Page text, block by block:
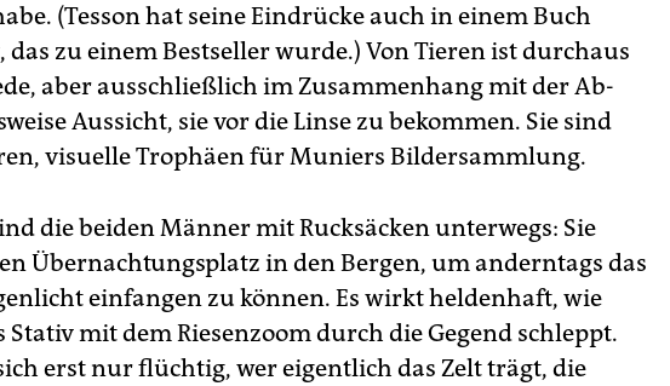
(Tesson hat seine Eindrücke auch in einem Buch
das zu einem Bestseller wurde.) Von Tieren ist durchaus
aber ausschließlich im Zusammenhang mit der Ab-
Aussicht, sie vor die Linse zu bekommen. Sie sind
visuelle Trophäen für Muniers Bildersammlung.
die beiden Männer mit Rucksäcken unterwegs: Sie
Übernachtungsplatz in den Bergen, um anderntags das
einfangen zu können. Es wirkt heldenhaft, wie
mit dem Riesenzoom durch die Gegend schleppt.
erst nur flüchtig, wer eigentlich das Zelt trägt, die